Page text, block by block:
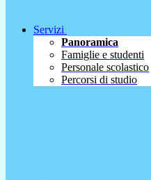
Servizi
Panoramica
Famiglie e studenti
Personale scolastico
Percorsi di studio